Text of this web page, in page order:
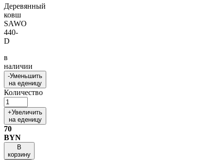
Деревянный
ковш
SAWO
440-
D
в
наличии
-Уменьшить
на еденицу
Количество
+Увеличить
на еденицу
70
BYN
В
корзину